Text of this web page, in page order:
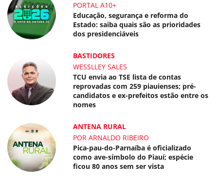
PORTAL A10+
Educação, segurança e reforma do
Estado: saiba quais são as prioridades
dos presidenciáveis
BASTIDORES
WESSLLEY SALES
TCU envia ao TSE lista de contas
reprovadas com 259 piauienses; pré-
candidatos e ex-prefeitos estão entre os
nomes
ANTENA RURAL
POR ARNALDO RIBEIRO
Pica-pau-do-Parnaíba é oficializado
como ave-símbolo do Piauí; espécie
ficou 80 anos sem ser vista